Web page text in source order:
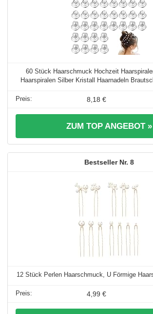
60 Stück Haarschmuck Hochzeit
Haarspiralen Silber Kristall Haarnadeln
8,18 €
ZUM TOP ANGEBOT »
8
12 Stück Perlen Haarschmuck, U Förmige
4,99 €